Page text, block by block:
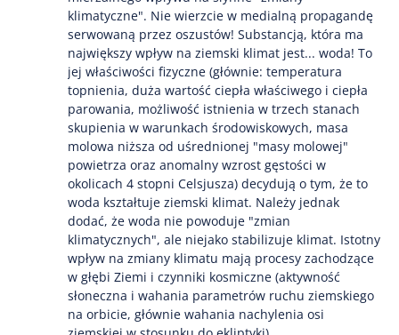
klimatyczne". Nie wierzcie w medialną propagandę
serwowaną przez oszustów! Substancją, która ma
największy wpływ na ziemski klimat jest... woda! To
jej właściwości fizyczne (głównie: temperatura
topnienia, duża wartość ciepła właściwego i ciepła
parowania, możliwość istnienia w trzech stanach
skupienia w warunkach środowiskowych, masa
molowa niższa od uśrednionej "masy molowej"
powietrza oraz anomalny wzrost gęstości w
okolicach 4 stopni Celsjusza) decydują o tym, że to
woda kształtuje ziemski klimat. Należy jednak
dodać, że woda nie powoduje "zmian
klimatycznych", ale niejako stabilizuje klimat. Istotny
wpływ na zmiany klimatu mają procesy zachodzące
w głębi Ziemi i czynniki kosmiczne (aktywność
słoneczna i wahania parametrów ruchu ziemskiego
na orbicie, głównie wahania nachylenia osi